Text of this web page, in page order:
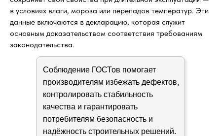
в условиях влаги, мороза или перепадов температур. Эти
данные включаются в декларацию, которая служит
основным доказательством соответствия требованиям
законодательства.
Соблюдение ГОСТов помогает
производителям избежать дефектов,
контролировать стабильность
качества и гарантировать
потребителям безопасность и
надёжность строительных решений.